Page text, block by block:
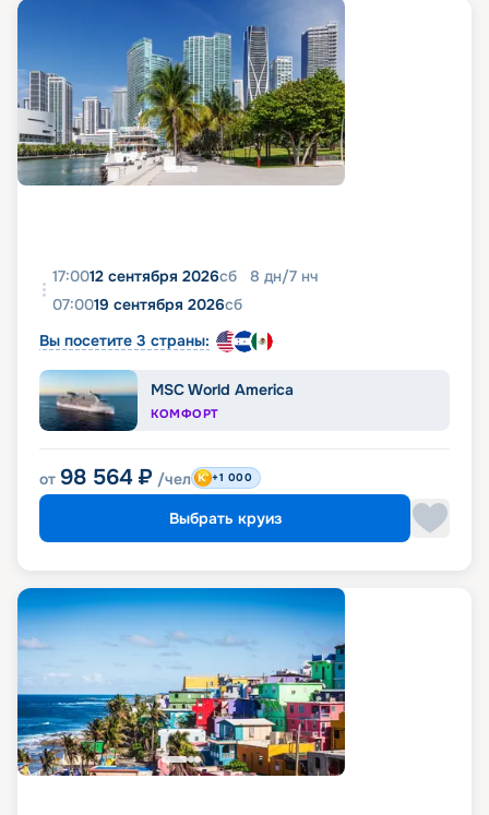
17:0012 сентября 2026сб 8 дн/7 нч
07:0019 сентября 2026сб
Вы посетите 3 страны:
MSC World America
КОМФОРТ
от 98 564 ₽ /чел +1 000
Выбрать круиз